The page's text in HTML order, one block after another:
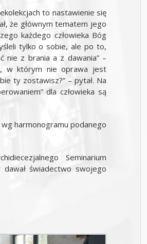
to nastawienie się
że głównym tematem jego
każdego człowieka Bóg
tylko o sobie, ale po to,
nie z brania a z dawania” –
w którym nie oprawa jest
ty zostawisz?” – pytał. Na
dla człowieka są
harmonogramu podanego
Seminarium
świadectwo swojego